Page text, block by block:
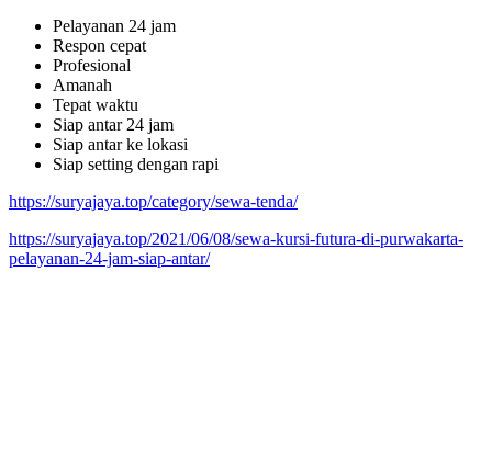
Pelayanan 24 jam
Respon cepat
Profesional
Amanah
Tepat waktu
Siap antar 24 jam
Siap antar ke lokasi
Siap setting dengan rapi
https://suryajaya.top/category/sewa-tenda/
https://suryajaya.top/2021/06/08/sewa-kursi-futura-di-purwakarta-
pelayanan-24-jam-siap-antar/